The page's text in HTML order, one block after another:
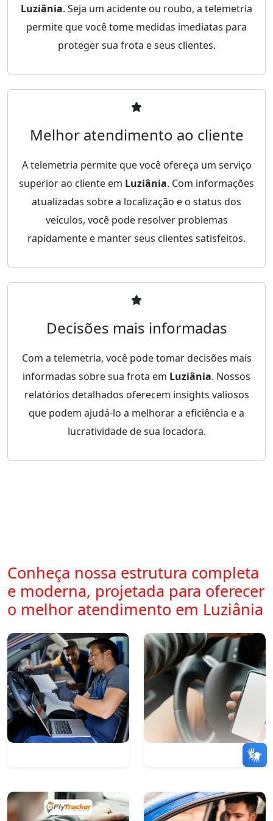
Luziânia. Seja um acidente ou roubo, a telemetria
permite que você tome medidas imediatas para
proteger sua frota e seus clientes.
Melhor atendimento ao cliente
A telemetria permite que você ofereça um serviço
superior ao cliente em Luziânia. Com informações
atualizadas sobre a localização e o status dos
veículos, você pode resolver problemas
rapidamente e manter seus clientes satisfeitos.
Decisões mais informadas
Com a telemetria, você pode tomar decisões mais
informadas sobre sua frota em Luziânia. Nossos
relatórios detalhados oferecem insights valiosos
que podem ajudá-lo a melhorar a eficiência e a
lucratividade de sua locadora.
Conheça nossa estrutura completa
e moderna, projetada para oferecer
o melhor atendimento em Luziânia